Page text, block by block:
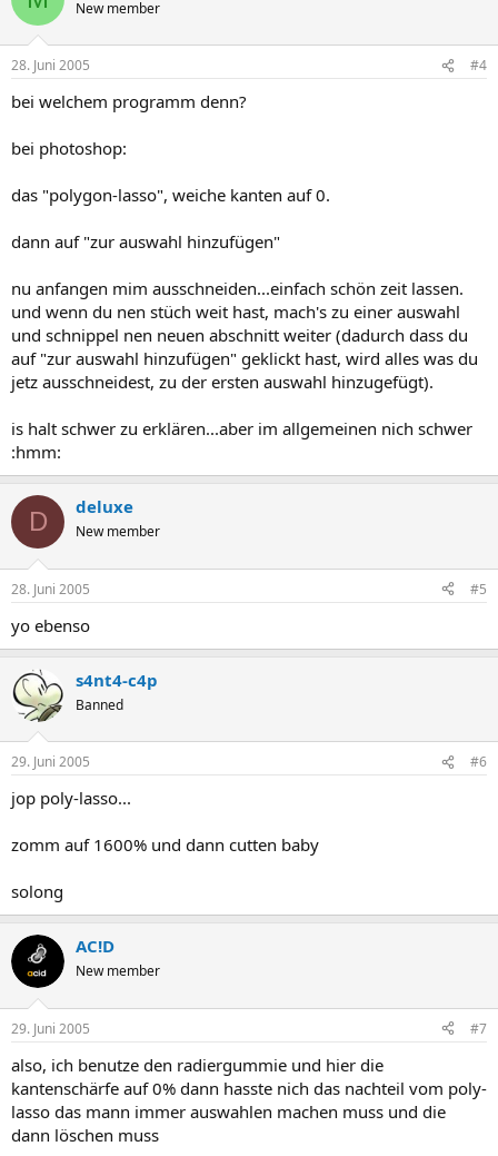
New member
28. Juni 2005 #4
bei welchem programm denn?
bei photoshop:
das "polygon-lasso", weiche kanten auf 0.
dann auf "zur auswahl hinzufügen"
nu anfangen mim ausschneiden...einfach schön zeit lassen.
und wenn du nen stüch weit hast, mach's zu einer auswahl
und schnippel nen neuen abschnitt weiter (dadurch dass du
auf "zur auswahl hinzufügen" geklickt hast, wird alles was du
jetz ausschneidest, zu der ersten auswahl hinzugefügt).
is halt schwer zu erklären...aber im allgemeinen nich schwer
:hmm:
D deluxe
New member
28. Juni 2005 #5
yo ebenso
s4nt4-c4p
Banned
29. Juni 2005 #6
jop poly-lasso...
zomm auf 1600% und dann cutten baby
solong
AC!D
New member
29. Juni 2005 #7
also, ich benutze den radiergummie und hier die
kantenschärfe auf 0% dann hasste nich das nachteil vom poly-
lasso das mann immer auswahlen machen muss und die
dann löschen muss